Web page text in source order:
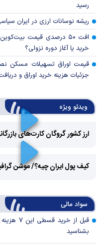
رسید
ریشه نوسانات ارزی در ایران
افت ۵۰ درصدی قیمت
خرید یا آغاز دوره نزولی؟
قیمت اوراق تسهیلات مسکن
جزئیات هزینه خرید اوراق و
ویدئو ویژه
ارز کشور گروگان کارت‌های
کیف پول ایران چیه؟/ موشن
سواد مالی
قبل از خرید
بشناسید